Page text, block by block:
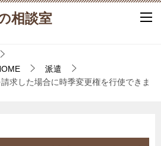
相談室
派遣
求した場合に時季変更権を行使できま